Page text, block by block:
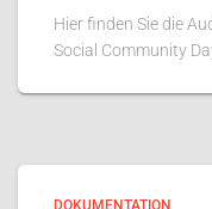
Hier finden Sie die
Social Community
DOKUMENTATION